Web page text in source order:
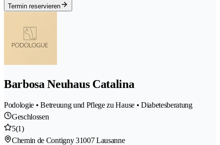
Termin reservieren
Barbosa Neuhaus Catalina
Podologie • Betreuung und Pflege zu Hause • Diabetesberatung
Geschlossen
5(1)
Chemin de Contigny 31007 Lausanne